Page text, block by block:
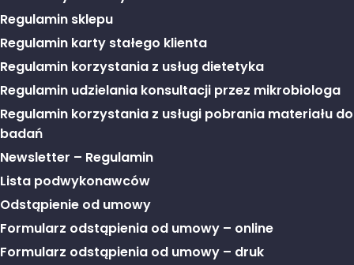
Regulamin sklepu
Regulamin karty stałego klienta
Regulamin korzystania z usług dietetyka
Regulamin udzielania konsultacji przez mikrobiologa
Regulamin korzystania z usługi pobrania materiału do
badań
Newsletter – Regulamin
Lista podwykonawców
Odstąpienie od umowy
Formularz odstąpienia od umowy – online
Formularz odstąpienia od umowy – druk